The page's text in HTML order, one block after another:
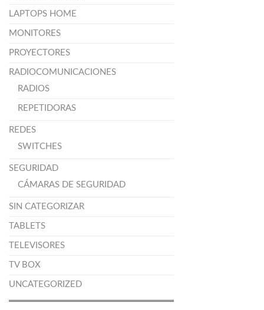
LAPTOPS HOME
MONITORES
PROYECTORES
RADIOCOMUNICACIONES
RADIOS
REPETIDORAS
REDES
SWITCHES
SEGURIDAD
CÁMARAS DE SEGURIDAD
SIN CATEGORIZAR
TABLETS
TELEVISORES
TV BOX
UNCATEGORIZED